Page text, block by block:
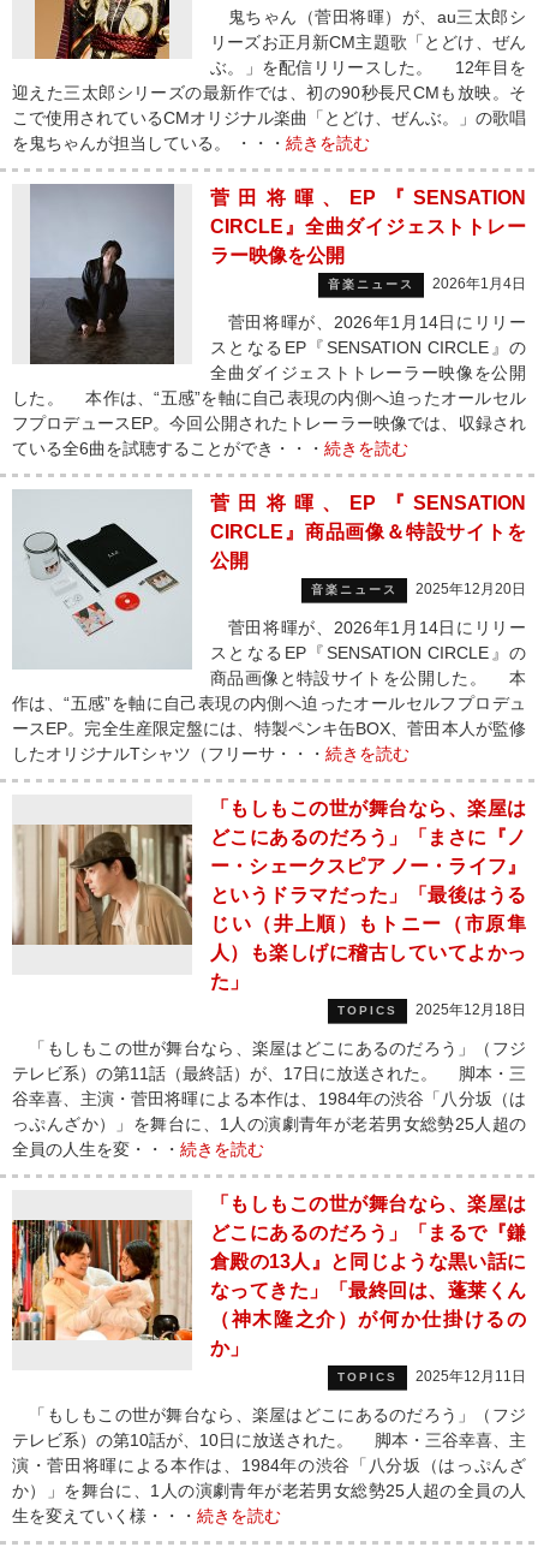
鬼ちゃん（菅田将暉）が、au三太郎シ
リーズお正月新CM主題歌「とどけ、ぜん
ぶ。」を配信リリースした。 12年目を
迎えた三太郎シリーズの最新作では、初の90秒長尺CMも放映。そ
こで使用されているCMオリジナル楽曲「とどけ、ぜんぶ。」の歌唱
を鬼ちゃんが担当している。 ・・・ 続きを読む
菅田将暉、EP『SENSATION
CIRCLE』全曲ダイジェストトレー
ラー映像を公開
音楽ニュース 2026年1月4日
菅田将暉が、2026年1月14日にリリー
スとなるEP『SENSATION CIRCLE』の
全曲ダイジェストトレーラー映像を公開
した。 本作は、“五感”を軸に自己表現の内側へ迫ったオールセル
フプロデュースEP。今回公開されたトレーラー映像では、収録され
ている全6曲を試聴することができ・・・ 続きを読む
菅田将暉、EP『SENSATION
CIRCLE』商品画像＆特設サイトを
公開
音楽ニュース 2025年12月20日
菅田将暉が、2026年1月14日にリリー
スとなるEP『SENSATION CIRCLE』の
商品画像と特設サイトを公開した。 本
作は、“五感”を軸に自己表現の内側へ迫ったオールセルフプロデュ
ースEP。完全生産限定盤には、特製ペンキ缶BOX、菅田本人が監修
したオリジナルTシャツ（フリーサ・・・ 続きを読む
「もしもこの世が舞台なら、楽屋は
どこにあるのだろう」「まさに『ノ
ー・シェークスピア ノー・ライフ』
というドラマだった」「最後はうる
じい（井上順）もトニー（市原隼
人）も楽しげに稽古していてよかっ
た」
TOPICS 2025年12月18日
「もしもこの世が舞台なら、楽屋はどこにあるのだろう」（フジ
テレビ系）の第11話（最終話）が、17日に放送された。 脚本・三
谷幸喜、主演・菅田将暉による本作は、1984年の渋谷「八分坂（は
っぷんざか）」を舞台に、1人の演劇青年が老若男女総勢25人超の
全員の人生を変・・・ 続きを読む
「もしもこの世が舞台なら、楽屋は
どこにあるのだろう」「まるで『鎌
倉殿の13人』と同じような黒い話に
なってきた」「最終回は、蓬莱くん
（神木隆之介）が何か仕掛けるの
か」
TOPICS 2025年12月11日
「もしもこの世が舞台なら、楽屋はどこにあるのだろう」（フジ
テレビ系）の第10話が、10日に放送された。 脚本・三谷幸喜、主
演・菅田将暉による本作は、1984年の渋谷「八分坂（はっぷんざ
か）」を舞台に、1人の演劇青年が老若男女総勢25人超の全員の人
生を変えていく様・・・ 続きを読む